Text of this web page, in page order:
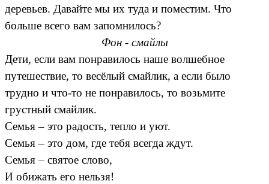
деревьев. Давайте мы их туда и поместим. Что
больше всего вам запомнилось?
Фон - смайлы
Дети, если вам понравилось наше волшебное
путешествие, то весёлый смайлик, а если было
трудно и что-то не понравилось, то возьмите
грустный смайлик.
Семья – это радость, тепло и уют.
Семья – это дом, где тебя всегда ждут.
Семья – святое слово,
И обижать его нельзя!